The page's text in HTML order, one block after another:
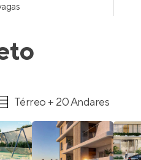
Térreo + 20 Andares